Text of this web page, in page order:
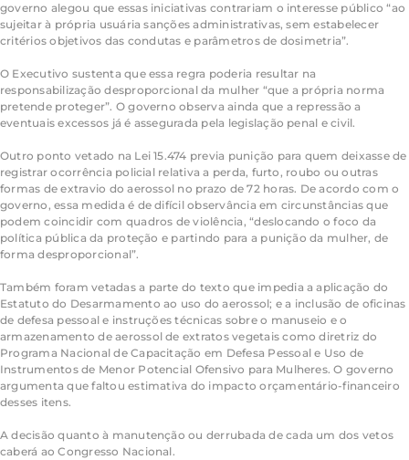
governo alegou que essas iniciativas contrariam o interesse público “ao
sujeitar à própria usuária sanções administrativas, sem estabelecer
critérios objetivos das condutas e parâmetros de dosimetria”.
O Executivo sustenta que essa regra poderia resultar na
responsabilização desproporcional da mulher “que a própria norma
pretende proteger”. O governo observa ainda que a repressão a
eventuais excessos já é assegurada pela legislação penal e civil.
Outro ponto vetado na Lei 15.474 previa punição para quem deixasse de
registrar ocorrência policial relativa a perda, furto, roubo ou outras
formas de extravio do aerossol no prazo de 72 horas. De acordo com o
governo, essa medida é de difícil observância em circunstâncias que
podem coincidir com quadros de violência, “deslocando o foco da
política pública da proteção e partindo para a punição da mulher, de
forma desproporcional”.
Também foram vetadas a parte do texto que impedia a aplicação do
Estatuto do Desarmamento ao uso do aerossol; e a inclusão de oficinas
de defesa pessoal e instruções técnicas sobre o manuseio e o
armazenamento de aerossol de extratos vegetais como diretriz do
Programa Nacional de Capacitação em Defesa Pessoal e Uso de
Instrumentos de Menor Potencial Ofensivo para Mulheres. O governo
argumenta que faltou estimativa do impacto orçamentário-financeiro
desses itens.
A decisão quanto à manutenção ou derrubada de cada um dos vetos
caberá ao Congresso Nacional.